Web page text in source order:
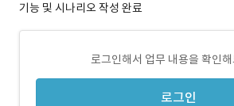
기능 및 시나리오 작성 완료
로그인해서 업무 내용을 확인
로그인